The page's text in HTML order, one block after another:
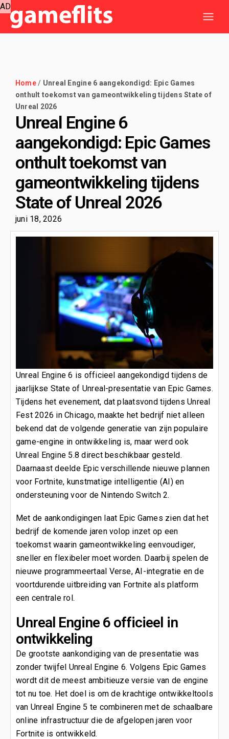
Home/ Unreal Engine 6 aangekondigd: Epic Games
onthult toekomst van gameontwikkeling tijdens State of
Unreal 2026
Unreal Engine 6
aangekondigd: Epic Games
onthult toekomst van
gameontwikkeling tijdens
State of Unreal 2026
juni 18, 2026
Unreal Engine 6 is officieel aangekondigd tijdens de
jaarlijkse State of Unreal-presentatie van Epic Games.
Tijdens het evenement, dat plaatsvond tijdens Unreal
Fest 2026 in Chicago, maakte het bedrijf niet alleen
bekend dat de volgende generatie van zijn populaire
game-engine in ontwikkeling is, maar werd ook
Unreal Engine 5.8 direct beschikbaar gesteld.
Daarnaast deelde Epic verschillende nieuwe plannen
voor Fortnite, kunstmatige intelligentie (AI) en
ondersteuning voor de Nintendo Switch 2.
Met de aankondigingen laat Epic Games zien dat het
bedrijf de komende jaren volop inzet op een
toekomst waarin gameontwikkeling eenvoudiger,
sneller en flexibeler moet worden. Daarbij spelen de
nieuwe programmeertaal Verse, AI-integratie en de
voortdurende uitbreiding van Fortnite als platform
een centrale rol.
Unreal Engine 6 officieel in
ontwikkeling
De grootste aankondiging van de presentatie was
zonder twijfel Unreal Engine 6. Volgens Epic Games
wordt dit de meest ambitieuze versie van de engine
tot nu toe. Het doel is om de krachtige ontwikkeltools
van Unreal Engine 5 te combineren met de schaalbare
online infrastructuur die de afgelopen jaren voor
Fortnite is ontwikkeld.
AD